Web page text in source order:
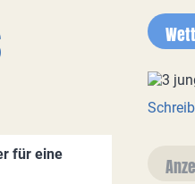
für eine